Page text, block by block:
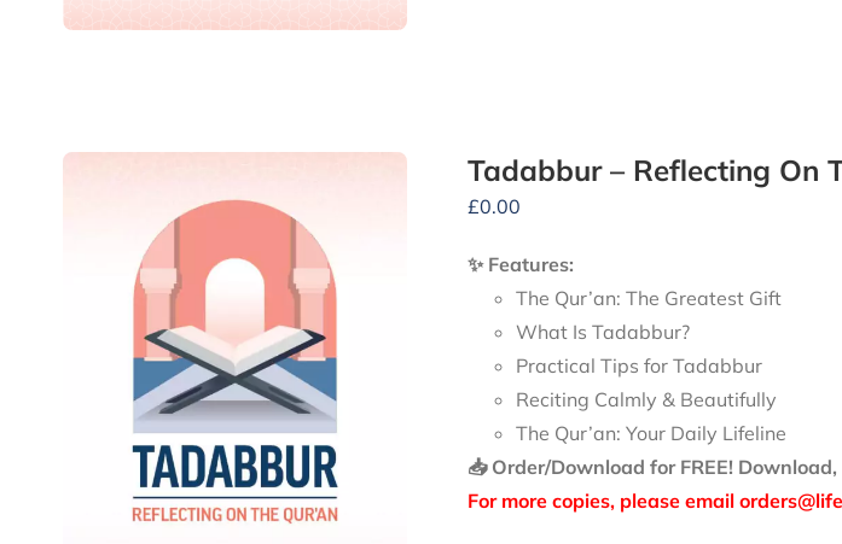
Tadabbur – Reflecting On
£0.00
✨ Features:
The Qur’an: The Greatest Gift
What Is Tadabbur?
Practical Tips for Tadabbur
Reciting Calmly & Beautifully
The Qur’an: Your Daily Lifeline
📥 Order/Download for FREE!
For more copies, please email